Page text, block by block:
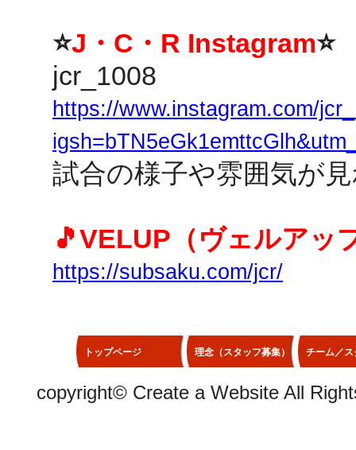
⭐J・C・R Instagram⭐
jcr_1008
https://www.instagram.com/
試合の様子や雰囲気が
🎵VELUP（ヴェルアッ
https://subsaku.com/jcr/
トップページ 理念（スタッフ募集） チーム／ス
copyright© Create a Website All